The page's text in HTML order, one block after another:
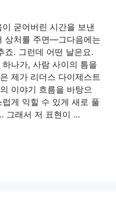
굳어버린 시간을 보낸
상처를 주면—그다음에는
죠. 그런데 어떤 날은요.
나가, 사람 사이의 틈을
제가 리더스 다이제스트
이야기 흐름을 바탕으
게 익힐 수 있게 새로 풀
그래서 저 표현이 …